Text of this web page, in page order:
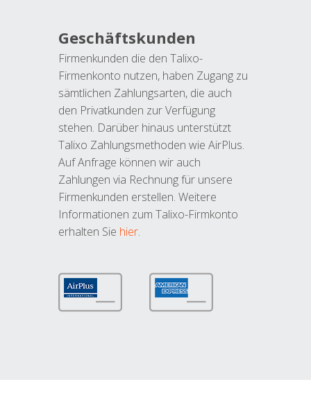
Geschäftskunden
Firmenkunden die den Talixo-
Firmenkonto nutzen, haben Zugang zu
sämtlichen Zahlungsarten, die auch
den Privatkunden zur Verfügung
stehen. Darüber hinaus unterstützt
Talixo Zahlungsmethoden wie AirPlus.
Auf Anfrage können wir auch
Zahlungen via Rechnung für unsere
Firmenkunden erstellen. Weitere
Informationen zum Talixo-Firmkonto
erhalten Sie hier.